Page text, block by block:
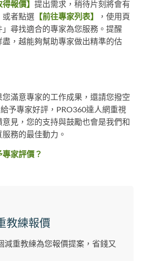
得報價】 提出需求，稍待片刻將會有
或者點選 【前往專家列表】
，使用頁
尋找適合的專家為您服務。提醒
，越能夠幫助專家做出精準的估
滿意專家的工作成果，還請您撥空
予專家好評，PRO360達人網重視
見，您的支持與鼓勵也會是我們和
務的最佳動力。
家評價？
教練報價
減重教練為您報價提案，省錢又